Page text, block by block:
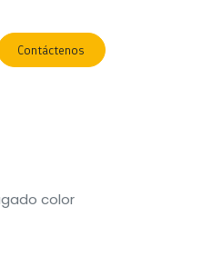
Contáctenos
color